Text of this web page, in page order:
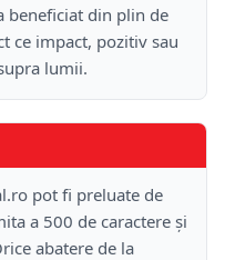
beneficiat din plin de
ce impact, pozitiv sau
lumii.
pot fi preluate de
a 500 de caractere și
abatere de la